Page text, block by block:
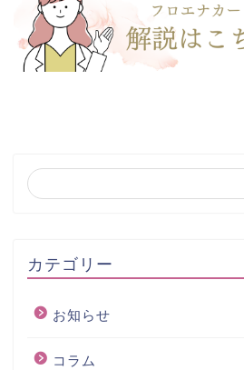
カテゴリー
お知らせ
コラム